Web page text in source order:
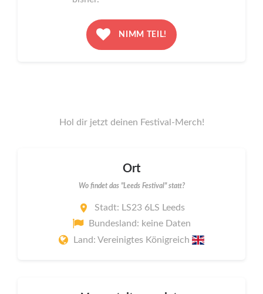
NIMM TEIL!
Hol dir jetzt deinen Festival-Merch!
Ort
Wo findet das "Leeds Festival" statt?
Stadt: LS23 6LS Leeds
Bundesland: keine Daten
Land: Vereinigtes Königreich